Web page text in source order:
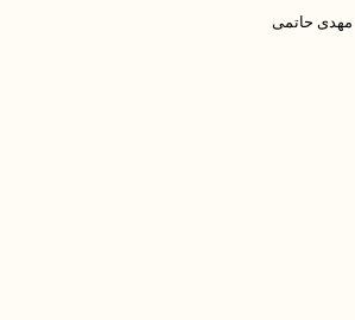
مهدی حاتمی